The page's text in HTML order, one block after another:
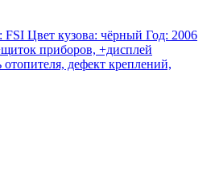
Цвет кузова: чёрный Год: 2006
приборов, +дисплей
дефект креплений,